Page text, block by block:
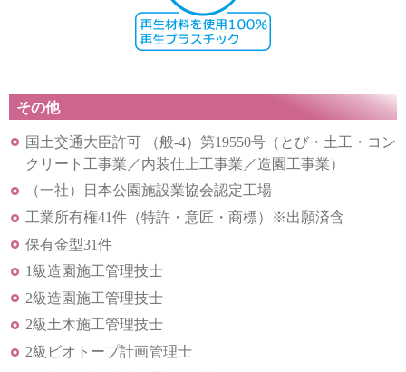
その他
国土交通大臣許可 （般-4）第19550号（とび・土工・コン
クリート工事業／内装仕上工事業／造園工事業）
（一社）日本公園施設業協会認定工場
工業所有権41件（特許・意匠・商標）※出願済含
保有金型31件
1級造園施工管理技士
2級造園施工管理技士
2級土木施工管理技士
2級ビオトープ計画管理士